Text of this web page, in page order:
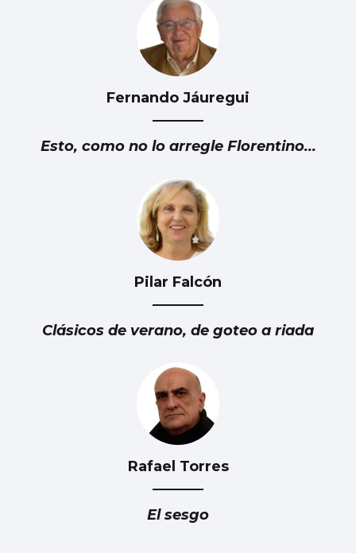
Fernando Jáuregui
Esto, como no lo arregle Florentino...
Pilar Falcón
Clásicos de verano, de goteo a riada
Rafael Torres
El sesgo